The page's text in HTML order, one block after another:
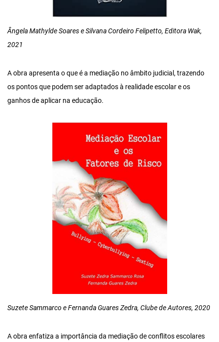
Ângela Mathylde Soares e Silvana Cordeiro Felipetto, Editora‎ Wak,
2021
A obra apresenta o que é a mediação no âmbito judicial, trazendo
os pontos que podem ser adaptados à realidade escolar e os
ganhos de aplicar na educação.
Suzete Sammarco e Fernanda Guares Zedra, Clube de Autores, 2020
A obra enfatiza a importância da mediação de conflitos escolares